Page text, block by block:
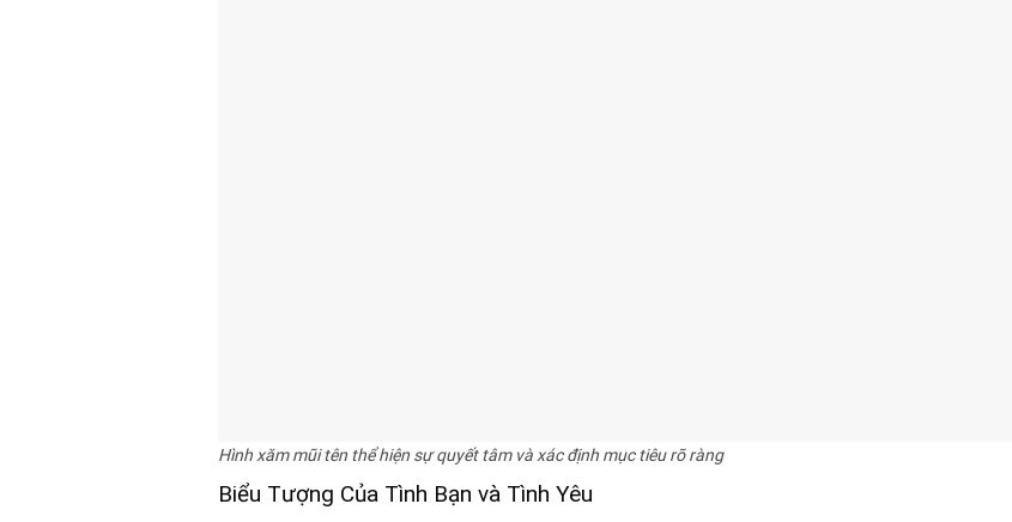
Hình xăm mũi tên thể hiện sự quyết tâm và xác định mục tiêu rõ ràng
Biểu Tượng Của Tình Bạn và Tình Yêu